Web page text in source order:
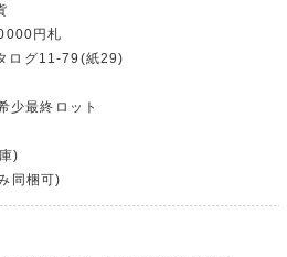
円札
ログ11-79(紙29)
少最終ロット
)
同梱可)